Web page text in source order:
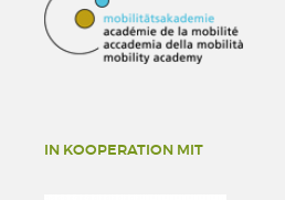
IN KOOPERATION MIT